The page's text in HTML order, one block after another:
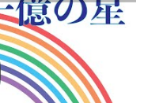
SooHyuk: 톰 포드 뷰티 ‘블
: #이수혁 #지디친구
太郎…涙の「大物ですな」
ー#芸能界秘話#感動エピ
心に響く話 NEW!
Mother Theme ✨耳コ
#piano #韓国ドラマost